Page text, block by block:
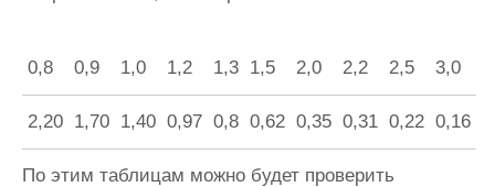
0,8 0,9 1,0 1,2 1,3 1,5 2,0 2,2 2,5 3,0
2,20 1,70 1,40 0,97 0,8 0,62 0,35 0,31 0,22 0,16
По этим таблицам можно будет проверить